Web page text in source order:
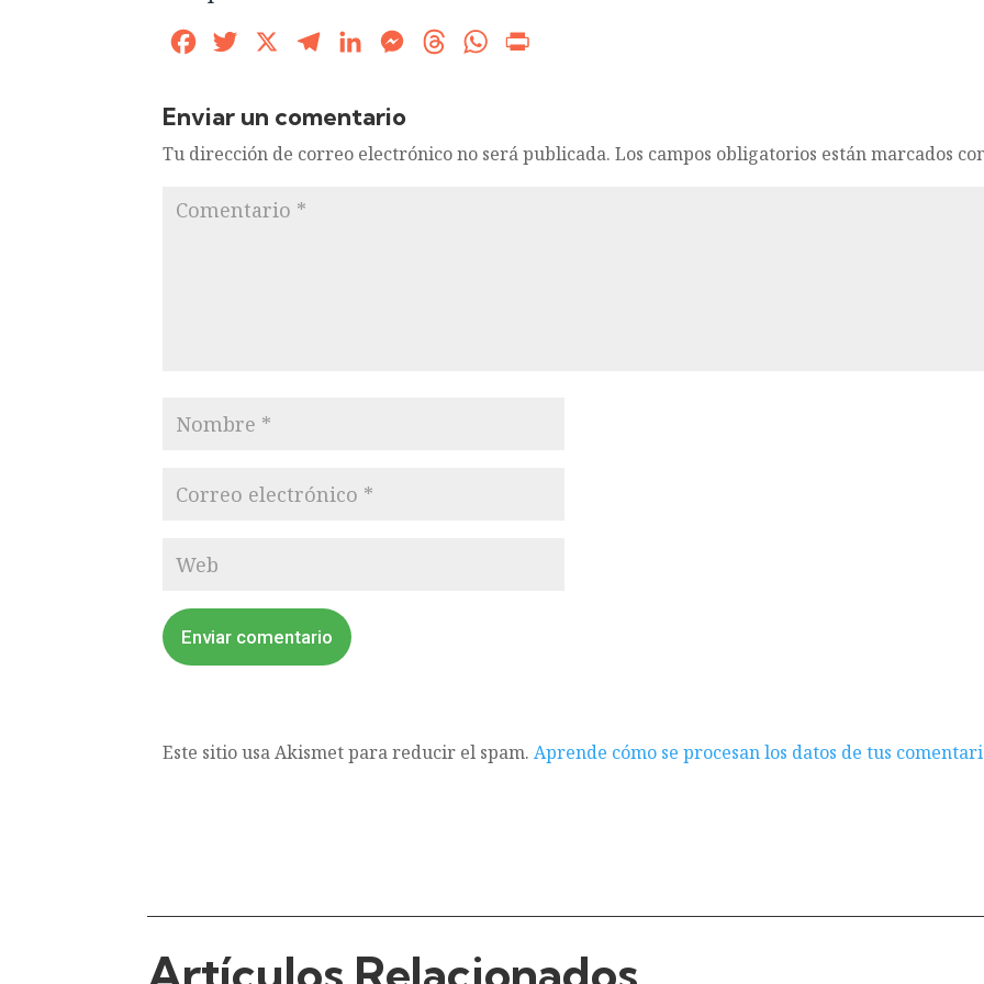
FacebookTwitter TelegramLinkedInMessengerThreadsWhatsApp
Enviar un comentario
Tu dirección de correo electrónico no será publicada. Los campos obligatorios están marcados
Enviar comentario
Este sitio usa Akismet para reducir el spam. Aprende cómo se procesan los datos de tus